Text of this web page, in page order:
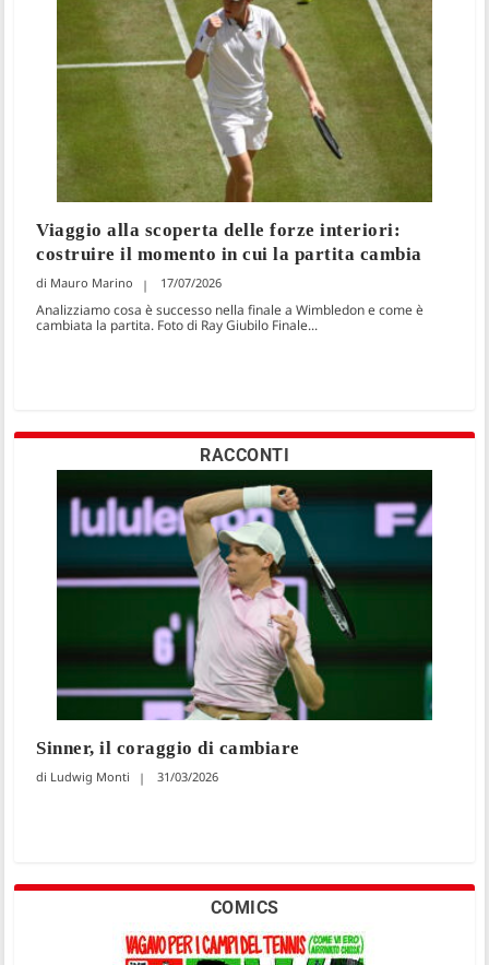
Viaggio alla scoperta delle forze interiori:
costruire il momento in cui la partita cambia
Mauro Marino 17/07/2026
Analizziamo cosa è successo nella finale a Wimbledon e come è
cambiata la partita. Foto di Ray Giubilo Finale...
RACCONTI
Sinner, il coraggio di cambiare
Ludwig Monti 31/03/2026
COMICS